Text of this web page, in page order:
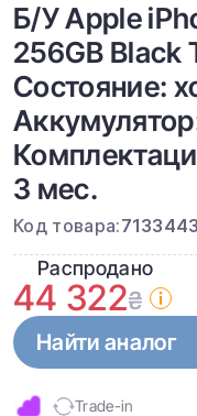
Б/У Apple
256GB Black
Состояние:
Аккумулятор:
3 мес.
Код товара:7133443
Распродано
44 322₴
Найти аналог
Trade-in